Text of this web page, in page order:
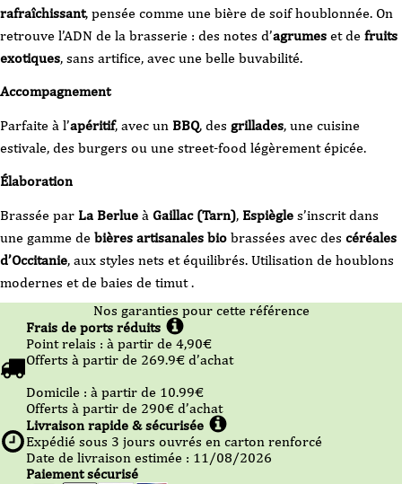
rafraîchissant, pensée comme une bière de soif houblonnée. On
retrouve l’ADN de la brasserie : des notes d’agrumes et de fruits
exotiques, sans artifice, avec une belle buvabilité.
Accompagnement
Parfaite à l’apéritif, avec un BBQ, des grillades, une cuisine
estivale, des burgers ou une street-food légèrement épicée.
Élaboration
Brassée par La Berlue à Gaillac (Tarn), Espiègle s’inscrit dans
une gamme de bières artisanales bio brassées avec des céréales
d’Occitanie, aux styles nets et équilibrés. Utilisation de houblons
modernes et de baies de timut .
ipa
-
VP
33
Nos garanties pour cette référence
Frais de ports réduits
Point relais : à partir de 4,90€
Offerts à partir de 269.9€ d’achat
Domicile : à partir de 10.99€
Offerts à partir de 290€ d’achat
Livraison rapide & sécurisée
Expédié sous 3 jours ouvrés en carton renforcé
Date de livraison estimée : 11/08/2026
Paiement sécurisé